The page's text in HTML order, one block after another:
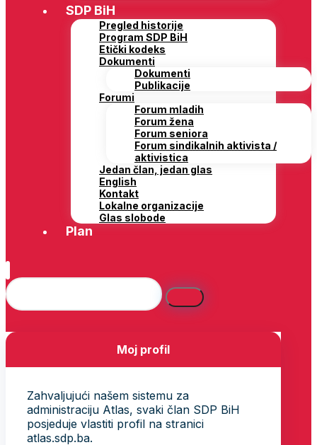
SDP BiH
Pregled historije
Program SDP BiH
Etički kodeks
Dokumenti
Dokumenti
Publikacije
Forumi
Forum mladih
Forum žena
Forum seniora
Forum sindikalnih aktivista /
aktivistica
Jedan član, jedan glas
English
Kontakt
Lokalne organizacije
Glas slobode
Plan
Moj profil
Zahvaljujući našem sistemu za
administraciju Atlas, svaki član SDP BiH
posjeduje vlastiti profil na stranici
atlas.sdp.ba.